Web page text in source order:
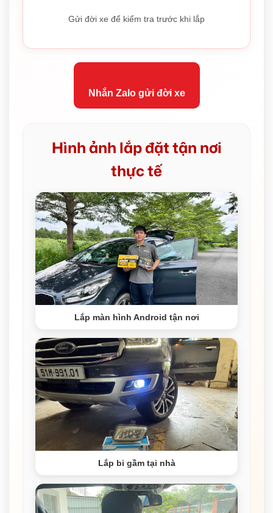
Gửi đời xe để kiểm tra trước khi lắp
Nhắn Zalo gửi đời xe
Hình ảnh lắp đặt tận nơi
thực tế
Lắp màn hình Android tận nơi
Lắp bi gầm tại nhà